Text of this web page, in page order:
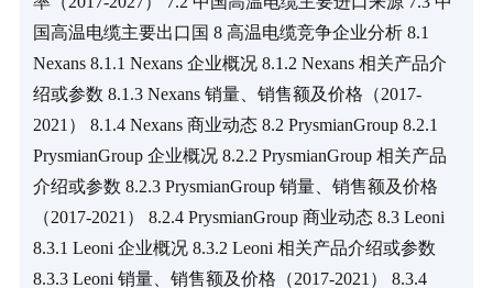
国高温电缆主要出口国 8 高温电缆竞争企业分析 8.1
Nexans 8.1.1 Nexans 企业概况 8.1.2 Nexans 相关产品介
绍或参数 8.1.3 Nexans 销量、销售额及价格（2017-
2021） 8.1.4 Nexans 商业动态 8.2 PrysmianGroup 8.2.1
PrysmianGroup 企业概况 8.2.2 PrysmianGroup 相关产品
介绍或参数 8.2.3 PrysmianGroup 销量、销售额及价格
（2017-2021） 8.2.4 PrysmianGroup 商业动态 8.3 Leoni
8.3.1 Leoni 企业概况 8.3.2 Leoni 相关产品介绍或参数
8.3.3 Leoni 销量、销售额及价格（2017-2021） 8.3.4